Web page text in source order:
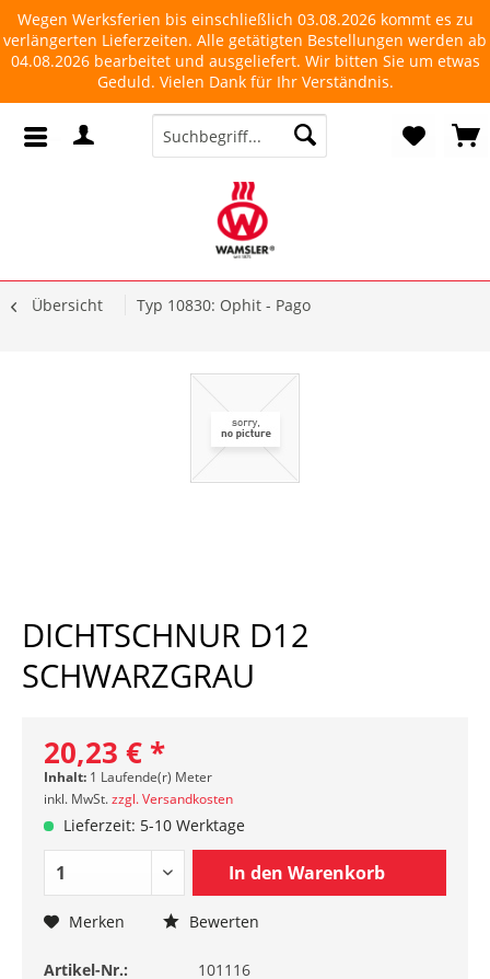
Wegen Werksferien bis einschließlich 03.08.2026 kommt es zu
verlängerten Lieferzeiten. Alle getätigten Bestellungen werden ab
04.08.2026 bearbeitet und ausgeliefert. Wir bitten Sie um etwas
Geduld. Vielen Dank für Ihr Verständnis.
Übersicht Typ 10830: Ophit - Pago
DICHTSCHNUR D12
SCHWARZGRAU
20,23 € *
Inhalt: 1 Laufende(r) Meter
inkl. MwSt.zzgl. Versandkosten
Lieferzeit: 5-10 Werktage
In den Warenkorb
Merken Bewerten
Artikel-Nr.: 101116